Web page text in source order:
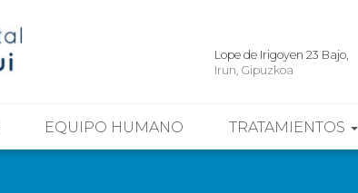
Lope de Irigoyen 23 Bajo,
Irun, Gipuzkoa
EQUIPO HUMANO TRATAMIENTOS